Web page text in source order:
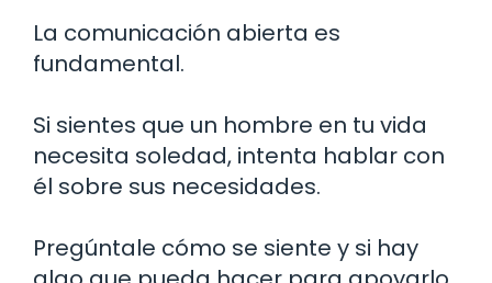
La comunicación abierta es
fundamental.
Si sientes que un hombre en tu vida
necesita soledad, intenta hablar con
él sobre sus necesidades.
Pregúntale cómo se siente y si hay